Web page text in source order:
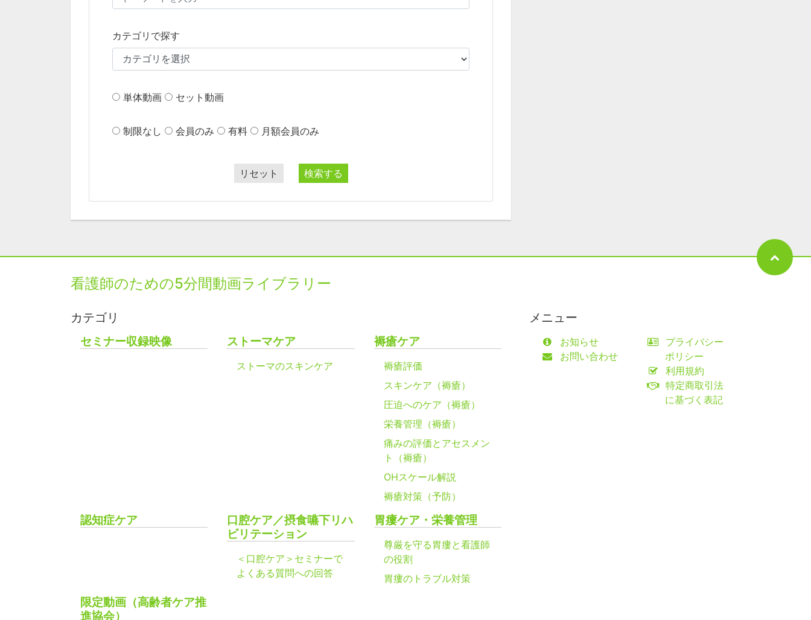
カテゴリで探す
単体動画 セット動画
制限なし 会員のみ 有料 月額会員のみ
リセット 検索する
看護師のための5分間動画ライブラリー
カテゴリ
セミナー収録映像
ストーマケア
ストーマのスキンケア
褥瘡ケア
褥瘡評価
スキンケア（褥瘡）
圧迫へのケア（褥瘡）
栄養管理（褥瘡）
痛みの評価とアセスメン
ト（褥瘡）
OHスケール解説
褥瘡対策（予防）
認知症ケア
口腔ケア／摂食嚥下リハ
ビリテーション
＜口腔ケア＞セミナーで
よくある質問への回答
胃瘻ケア・栄養管理
尊厳を守る胃瘻と看護師
の役割
胃瘻のトラブル対策
限定動画（高齢者ケア推
進協会）
メニュー
お知らせ
お問い合わせ
プライバシー
ポリシー
利用規約
特定商取引法
に基づく表記